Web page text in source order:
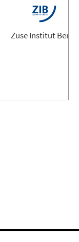
Zuse Institut Berlin